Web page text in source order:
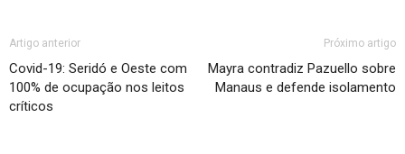
Artigo anterior
Covid-19: Seridó e Oeste com
100% de ocupação nos leitos
críticos
Próximo artigo
Mayra contradiz Pazuello sobre
Manaus e defende isolamento